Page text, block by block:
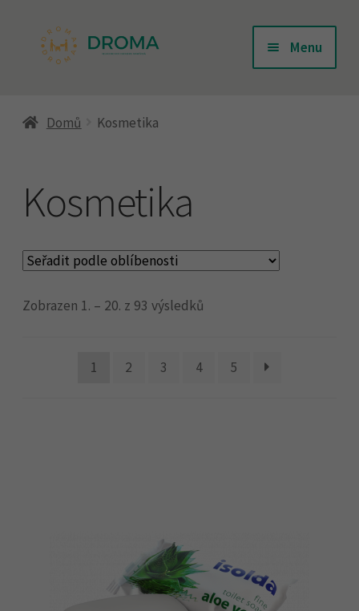
Přeskočit
Přejít
webu
Menu
Kontakty
Košík
Můj účet
Náhradní plnění
Domů Kosmetika
Kosmetika
Zobrazen 1. – 20. z 93 výsledků
1 2 3 4 5